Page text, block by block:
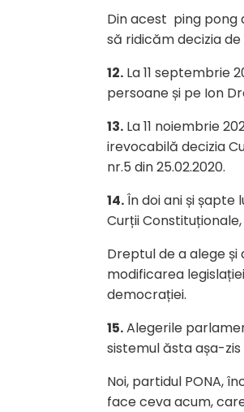
Din acest ping pong
să ridicăm decizia
12. La 11 septembrie
persoane și pe Ion
13. La 11 noiembrie
irevocabilă decizia
nr.5 din 25.02.2020.
14.În doi ani și
Curții
Dreptul de a alege
modificarea
democrației.
15.Alegerile
sistemul ăsta așa-
Noi, partidul PONA,
face ceva acum,